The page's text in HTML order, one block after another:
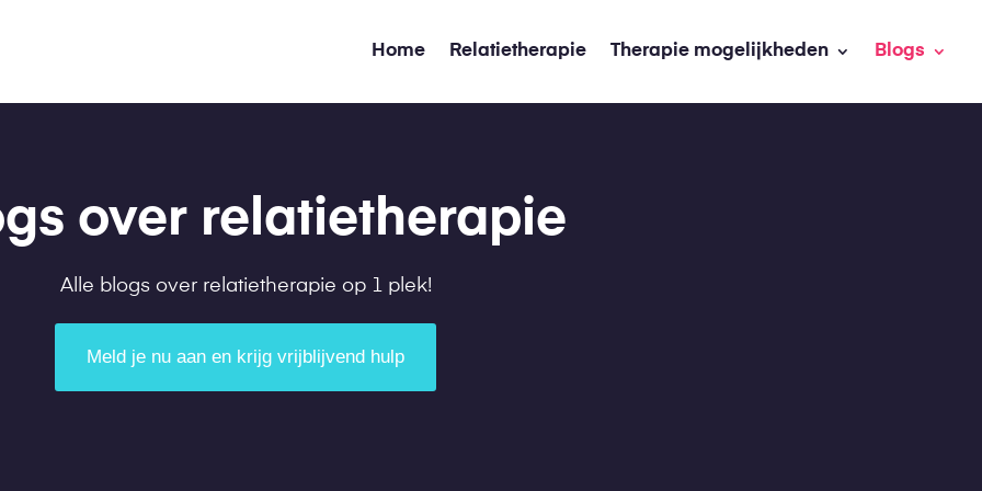
Home Relatietherapie Therapie mogelijkheden Blogs
over relatietherapie
Alle blogs over relatietherapie op 1 plek!
Meld je nu aan en krijg vrijblijvend hulp